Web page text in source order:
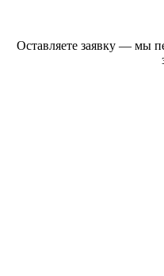
Оставляете заявку — мы